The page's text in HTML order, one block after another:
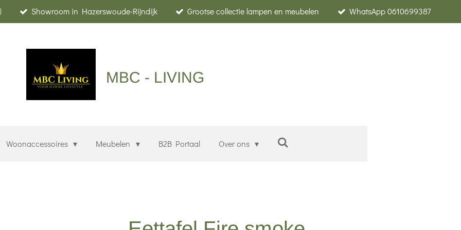
Showroom in Hazerswoude-Rijndijk Grootse collectie lampen en meubelen WhatsApp 0610699387
MBC - LIVING
Woonaccessoires Meubelen B2B Portaal Over ons